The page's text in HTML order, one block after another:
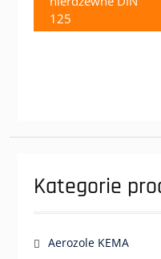
125
Kategorie
Aerozole KEMA